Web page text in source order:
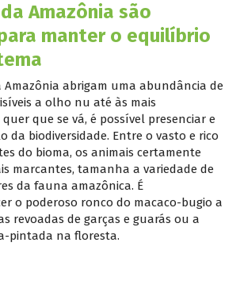
Amazônia são
manter o equilíbrio
Amazônia abrigam uma abundância de
a olho nu até às mais
quer que se vá, é possível presenciar e
da biodiversidade. Entre o vasto e rico
do bioma, os animais certamente
marcantes, tamanha a variedade de
da fauna amazônica. É
o poderoso ronco do macaco-bugio a
revoadas de garças e guarás ou a
pintada na floresta.